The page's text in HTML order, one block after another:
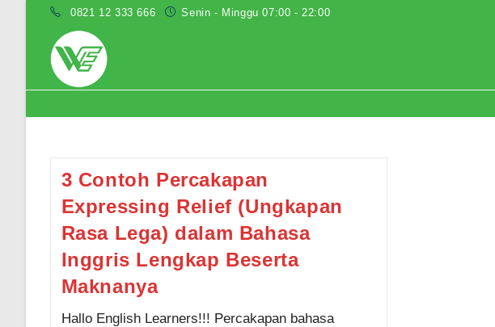
0821 12 333 666 Senin - Minggu 07:00 - 22:00
3 Contoh Percakapan
Expressing Relief (Ungkapan
Rasa Lega) dalam Bahasa
Inggris Lengkap Beserta
Maknanya
Hallo English Learners!!! Percakapan bahasa